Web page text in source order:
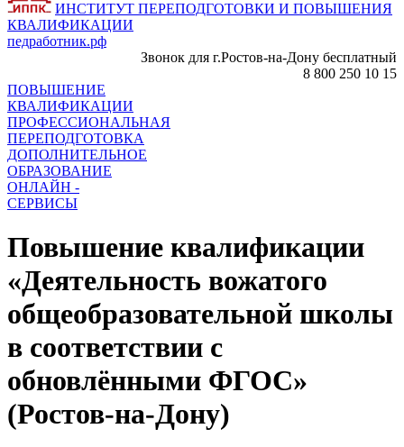
ИНСТИТУТ ПЕРЕПОДГОТОВКИ И ПОВЫШЕНИЯ
КВАЛИФИКАЦИИ
педработник.рф
Звонок для г.Ростов-на-Дону бесплатный
8 800 250 10 15
ПОВЫШЕНИЕ
КВАЛИФИКАЦИИ
ПРОФЕССИОНАЛЬНАЯ
ПЕРЕПОДГОТОВКА
ДОПОЛНИТЕЛЬНОЕ
ОБРАЗОВАНИЕ
ОНЛАЙН -
СЕРВИСЫ
Повышение квалификации
«Деятельность вожатого
общеобразовательной школы
в соответствии с
обновлёнными ФГОС»
(Ростов-на-Дону)